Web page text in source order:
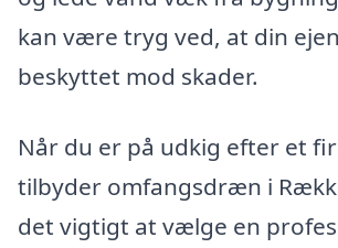
kan være tryg ved, at din
beskyttet mod skader.
Når du er på udkig efter et
tilbyder omfangsdræn i
det vigtigt at vælge en